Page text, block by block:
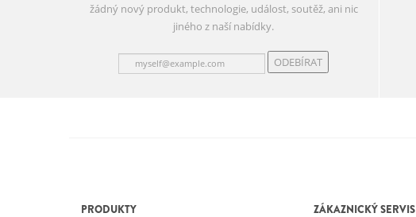
žádný nový produkt, technologie, událost, soutěž, ani nic
jiného z naší nabídky.
ODEBÍRAT
PRODUKTY ZÁKAZNICKÝ SERVIS